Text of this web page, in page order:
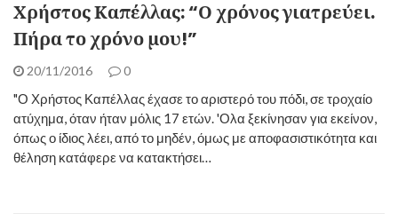
Χρήστος Καπέλλας: “Ο χρόνος γιατρεύει.
Πήρα το χρόνο μου!”
20/11/2016 0
"Ο Χρήστος Καπέλλας έχασε το αριστερό του πόδι, σε τροχαίο
ατύχημα, όταν ήταν μόλις 17 ετών. 'Ολα ξεκίνησαν για εκείνον,
όπως ο ίδιος λέει, από το μηδέν, όμως με αποφασιστικότητα και
θέληση κατάφερε να κατακτήσει…